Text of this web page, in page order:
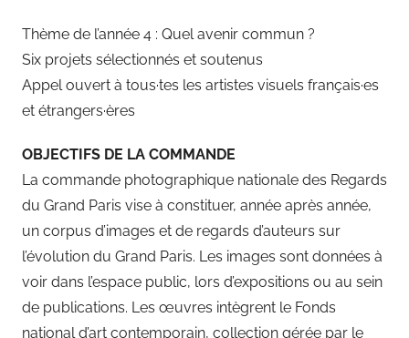
Thème de l’année 4 : Quel avenir commun ?
Six projets sélectionnés et soutenus
Appel ouvert à tous·tes les artistes visuels français·es
et étrangers·ères
OBJECTIFS DE LA COMMANDE
La commande photographique nationale des Regards
du Grand Paris vise à constituer, année après année,
un corpus d’images et de regards d’auteurs sur
l’évolution du Grand Paris. Les images sont données à
voir dans l’espace public, lors d’expositions ou au sein
de publications. Les œuvres intègrent le Fonds
national d’art contemporain, collection gérée par le